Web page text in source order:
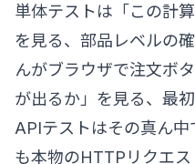
単体テストは「この計
を見る、部品レベルの
んがブラウザで注文ボ
が出るか」を見る、最
APIテストはその真ん
も本物のHTTPリクエス